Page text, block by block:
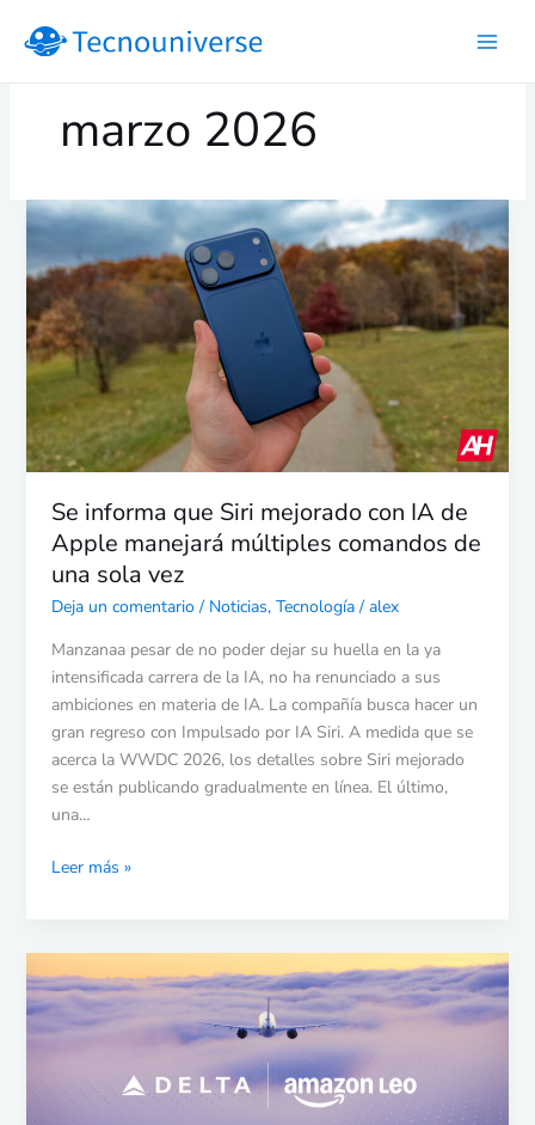
marzo 2026
Se informa que Siri mejorado con IA de
Apple manejará múltiples comandos de
una sola vez
Deja un comentario / Noticias, Tecnología/ alex
Manzanaa pesar de no poder dejar su huella en la ya
intensificada carrera de la IA, no ha renunciado a sus
ambiciones en materia de IA. La compañía busca hacer un
gran regreso con Impulsado por IA Siri. A medida que se
acerca la WWDC 2026, los detalles sobre Siri mejorado
se están publicando gradualmente en línea. El último,
una…
Se
que
Siri
mejorado
con
IA
de
Apple
manejará
comandos
de
una
sola
Leer más »
Fi
gratuito